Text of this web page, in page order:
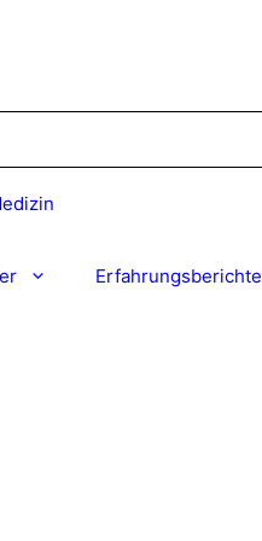
Erfahrungsberichte